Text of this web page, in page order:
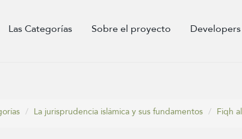
Las Categorías Sobre el proyecto
La jurisprudencia islámica y sus fundamentos Fiqh